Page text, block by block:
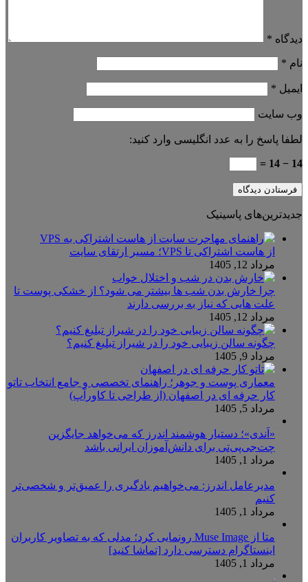
دیدگاه *
نام *
ایمیل *
وب‌ سایت
لطفا پاسخ را به عدد انگلیسی وارد کنید:
14 − 14 =
جدیدترین‌های پاسینیک
از هاست اشتراکی تا VPS؛ مسیر ارتقای سایت
مرداد 12, 1405
چرا خارش بدن شب ها بیشتر می شود؟ از خشکی پوست تا
علت هایی که نیاز به بررسی دارند
مرداد 12, 1405
چگونه سالن زیبایی خود را در شیراز تبلیغ کنیم؟
مرداد 9, 1405
معماری پوست و جوهر؛ راهنمای تخصصی و جامع انتخاب تاتو
کار حرفه ای در اصفهان (از طراحی تا کاورآپ)
مرداد 5, 1405
«اَندی»؛ دستیار هوشمند اندرز که می‌خواهد جایگزین
چت‌جی‌پی‌تی برای دانش‌آموزان ایرانی باشد
مرداد 1, 1405
مدیرعامل اندرز: می‌خواهیم یادگیری را عمیق‌تر و شخصی‌تر
کنیم
مرداد 1, 1405
متا از Muse Image رونمایی کرد؛ مدلی که به تصاویر کاربران
اینستاگرام دسترسی دارد [تماشا کنید]
مرداد 1, 1405